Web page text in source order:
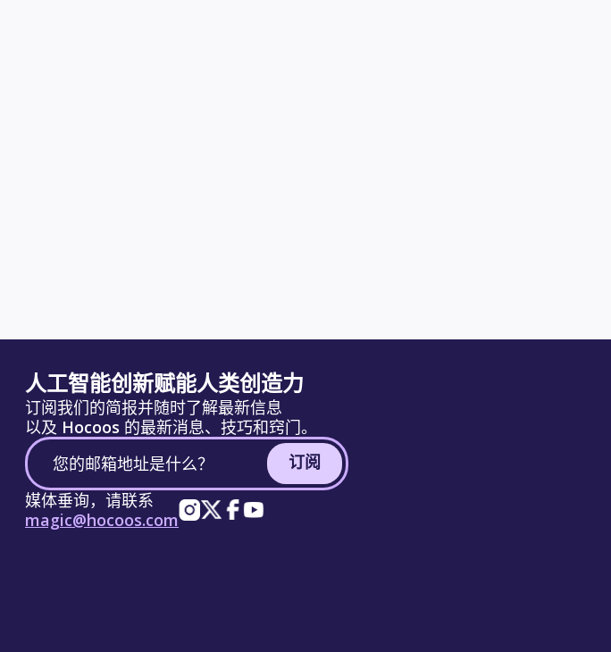
人工智能创新赋能人类创造力
订阅我们的简报并随时了解最新信息
以及 Hocoos 的最新消息、技巧和窍门。
订阅
媒体垂询，请联系
magic@hocoos.com